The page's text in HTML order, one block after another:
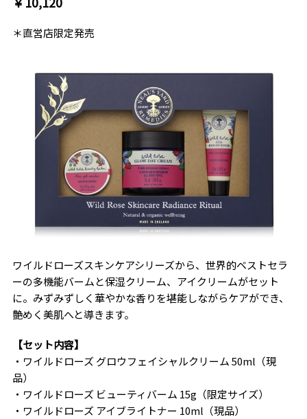
＊直営店限定発売
ワイルドローズスキンケアシリーズから、世界的ベストセラ
ーの多機能バームと保湿クリーム、アイクリームがセット
に。みずみずしく華やかな香りを堪能しながらケアができ、
艶めく美肌へと導きます。
【セット内容】
・ワイルドローズ グロウフェイシャルクリーム 50ml（現
品）
・ワイルドローズ ビューティバーム 15g（限定サイズ）
・ワイルドローズ アイブライトナー 10ml（現品）